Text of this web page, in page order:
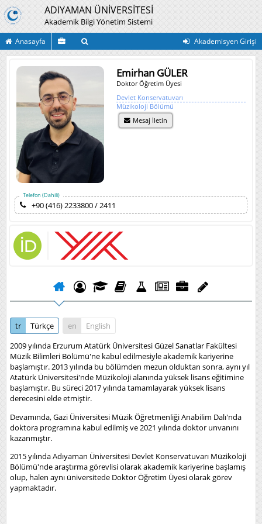
ADIYAMAN ÜNİVERSİTESİ
Akademik Bilgi Yönetim Sistemi
Anasayfa Akademisyen Girişi
Emirhan GÜLER
Doktor Öğretim Üyesi
Devlet Konservatuvarı
Müzikoloji Bölümü
Mesaj İletin
Telefon (Dahili)
+90 (416) 2233800 / 2411
tr Türkçe en
English
2009 yılında Erzurum Atatürk Üniversitesi Güzel Sanatlar Fakültesi
Müzik Bilimleri Bölümü'ne kabul edilmesiyle akademik kariyerine
başlamıştır. 2013 yılında bu bölümden mezun olduktan sonra, aynı yıl
Atatürk Üniversitesi'nde Müzikoloji alanında yüksek lisans eğitimine
başlamıştır. Bu süreci 2017 yılında tamamlayarak yüksek lisans
derecesini elde etmiştir.
Devamında, Gazi Üniversitesi Müzik Öğretmenliği Anabilim Dalı'nda
doktora programına kabul edilmiş ve 2021 yılında doktor unvanını
kazanmıştır.
2015 yılında Adıyaman Üniversitesi Devlet Konservatuvarı Müzikoloji
Bölümü'nde araştırma görevlisi olarak akademik kariyerine başlamış
olup, halen aynı üniversitede Doktor Öğretim Üyesi olarak görev
yapmaktadır.